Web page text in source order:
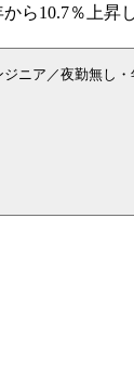
ら10.7％上昇
ニア／夜勤無し・